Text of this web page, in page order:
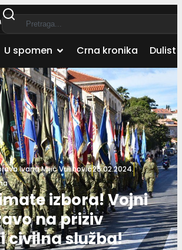
U spomen Crna kronika Dulist
Ivana Mijić Vulinović26.02.2024.
izbora! Vojni
na priziv
civilna služba!